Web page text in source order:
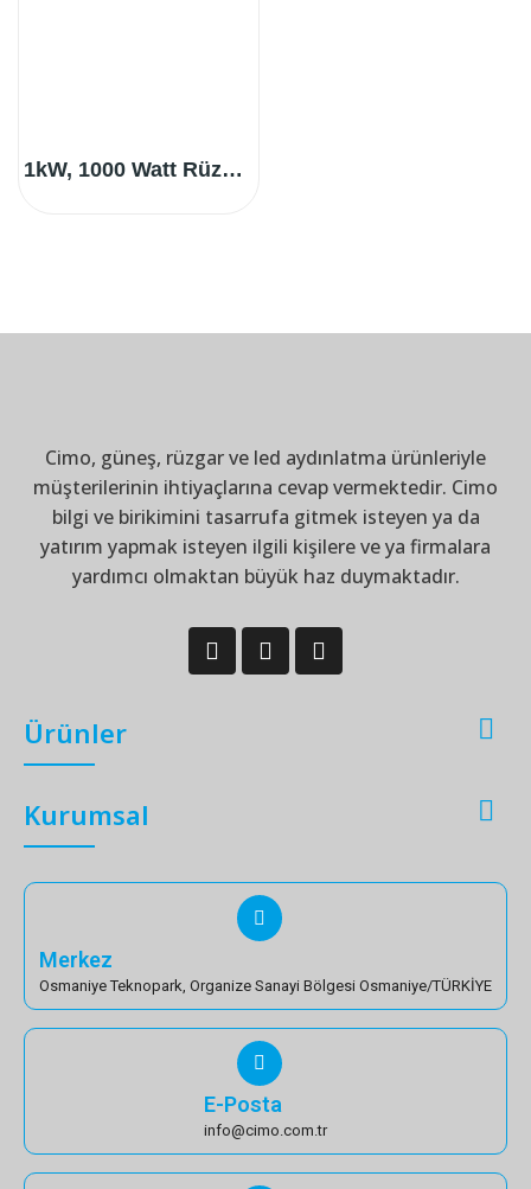
1kW, 1000 Watt Rüzgar Türbini
Cimo, güneş, rüzgar ve led aydınlatma ürünleriyle
müşterilerinin ihtiyaçlarına cevap vermektedir. Cimo
bilgi ve birikimini tasarrufa gitmek isteyen ya da
yatırım yapmak isteyen ilgili kişilere ve ya firmalara
yardımcı olmaktan büyük haz duymaktadır.
Ürünler 
Kurumsal 
Merkez
Osmaniye Teknopark, Organize Sanayi Bölgesi Osmaniye/TÜRKİYE
E-Posta
info@cimo.com.tr